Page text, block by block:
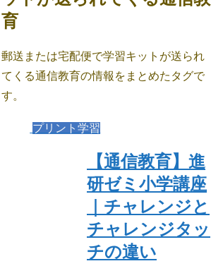
育
郵送または宅配便で学習キットが送られ
てくる通信教育の情報をまとめたタグで
す。
プリント学習
【通信教育】進
研ゼミ小学講座
｜チャレンジと
チャレンジタッ
チの違い